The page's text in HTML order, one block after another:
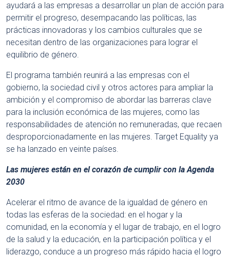
ayudará a las empresas a desarrollar un plan de acción para
permitir el progreso, desempacando las políticas, las
prácticas innovadoras y los cambios culturales que se
necesitan dentro de las organizaciones para lograr el
equilibrio de género.
El programa también reunirá a las empresas con el
gobierno, la sociedad civil y otros actores para ampliar la
ambición y el compromiso de abordar las barreras clave
para la inclusión económica de las mujeres, como las
responsabilidades de atención no remuneradas, que recaen
desproporcionadamente en las mujeres. Target Equality ya
se ha lanzado en veinte países.
Las mujeres están en el corazón de cumplir con la Agenda
2030
Acelerar el ritmo de avance de la igualdad de género en
todas las esferas de la sociedad: en el hogar y la
comunidad, en la economía y el lugar de trabajo, en el logro
de la salud y la educación, en la participación política y el
liderazgo, conduce a un progreso más rápido hacia el logro